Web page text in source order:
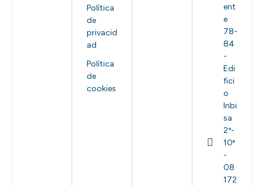
Política
de
privacid
ad
Política
de
cookies
ent
e
78-
84
-
Edi
fici
o
Inbi
sa
2º-
10ª
-
08
172